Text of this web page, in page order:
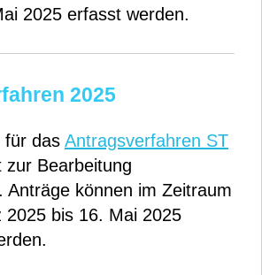
2025 erfasst werden.
2025
für das Antragsverfahren ST
zur Bearbeitung
Anträge können im Zeitraum
2025 bis 16. Mai 2025